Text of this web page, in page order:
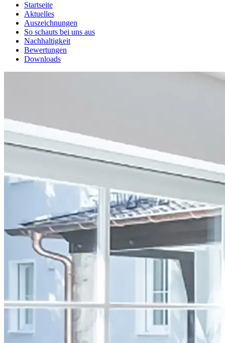
Startseite
Aktuelles
Auszeichnungen
So schauts bei uns aus
Nachhaltigkeit
Bewertungen
Downloads